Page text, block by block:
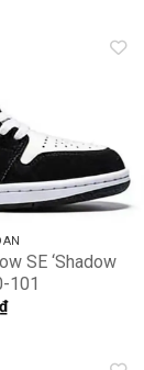
SE ‘Shadow
101
₫